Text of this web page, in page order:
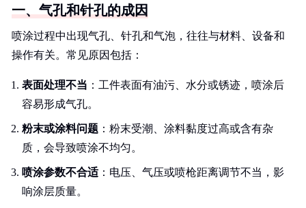
一、气孔和针孔的成因
喷涂过程中出现气孔、针孔和气泡，往往与材料、设备和
操作有关。常见原因包括：
表面处理不当 ：工件表面有油污、水分或锈迹，喷涂后
容易形成气孔。
粉末或涂料问题 ：粉末受潮、涂料黏度过高或含有杂
质，会导致喷涂不均匀。
喷涂参数不合适 ：电压、气压或喷枪距离调节不当，影
响涂层质量。